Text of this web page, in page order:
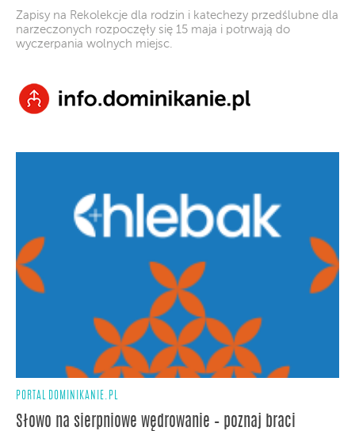
Zapisy na Rekolekcje dla rodzin i katechezy przedślubne dla
narzeczonych rozpoczęły się 15 maja i potrwają do
wyczerpania wolnych miejsc.
PORTAL DOMINIKANIE.PL
Słowo na sierpniowe wędrowanie – poznaj braci